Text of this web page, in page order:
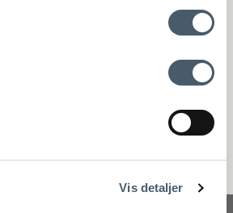
Vis detaljer
till vårt nyhetsbrev godkänner du att få vårt
Nej tack